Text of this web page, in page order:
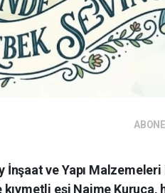
İnşaat ve Yapı
eşi Naime Kuruca,